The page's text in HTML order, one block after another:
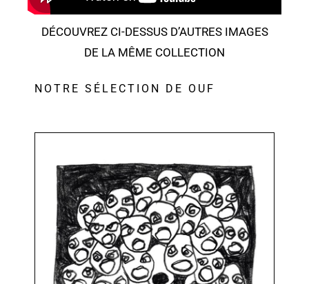
DÉCOUVREZ CI-DESSUS D’AUTRES IMAGES
DE LA MÊME COLLECTION
NOTRE SÉLECTION DE OUF